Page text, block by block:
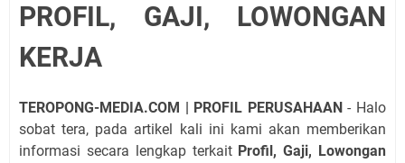
PROFIL, GAJI, LOWONGAN
KERJA
TEROPONG-MEDIA.COM | PROFIL PERUSAHAAN - Halo
sobat tera, pada artikel kali ini kami akan memberikan
informasi secara lengkap terkait Profil, Gaji, Lowongan